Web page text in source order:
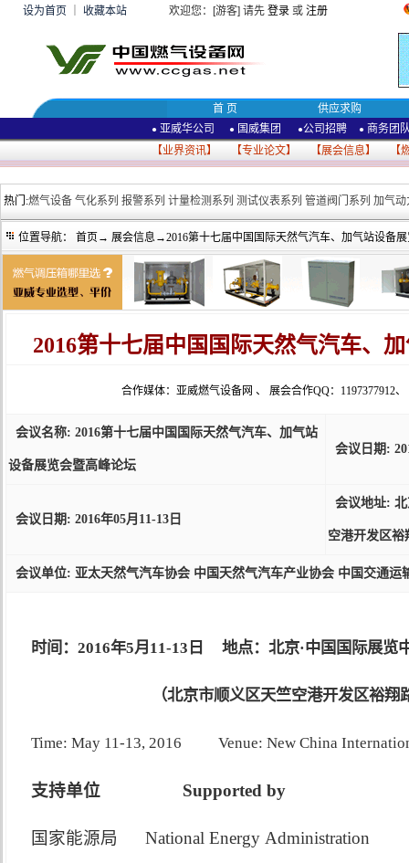
设为首页 收藏本站 欢迎您：[游客] 请先 登录或 注册
首 页 供应求购
● 亚威华公司 ● 国威集团 ●公司招聘 ● 商务团
【业界资讯】 【专业论文】 【展会信息】 【
热门:燃气设备 气化系列 报警系列 计量检测系列 测试仪表系列 管道阀门系列 加气动
位置导航： 首页 → 展会信息→2016第十七届中国国际天然气汽车、加气站设备
2016第十七届中国国际天然气汽车、
合作媒体：亚威燃气设备网 、 展会合作QQ：1197377912、
会议名称: 2016第十七届中国国际天然气汽车、加气站
设备展览会暨高峰论坛
会议日期:
会议日期: 2016年05月11-13日
会议地址:
空港开发区裕
会议单位: 亚太天然气汽车协会 中国天然气汽车产业协会 中国交通运
时间：2016年5月11-13日 地点：北京·中国国际展览
（北京市顺义区天竺空港开发区裕翔路
Time: May 11-13, 2016 Venue: New China
支持单位 Supported by
国家能源局 National Energy Administration